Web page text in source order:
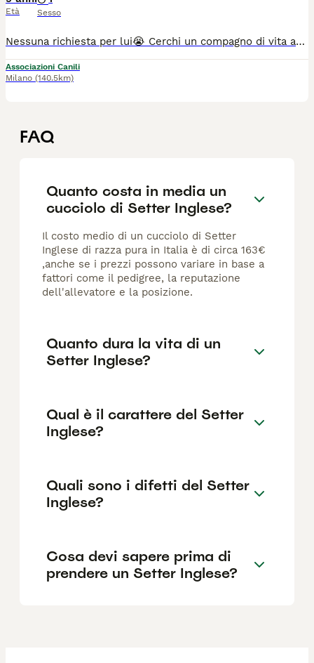
Età Sesso
Nessuna richiesta per lui😭 Cerchi un compagno di vita affettuoso e dolce? Sami ti sta aspettando! 🌟 Andrea è un Setter Inglese di 5 anni con un cuore grande e un carattere che conquista subito! È un cane equilibrato, affettuoso e super educato. Ama passeggiare, giocare e stare in compagnia, ed è il compagno ideale per una famiglia che cerca un cane dolce e amichevole. Cosa rende Sami speciale: Ottimo in passeggiata e sempre ubbidiente 🐾 Perfetto con altri cani, ama socializzare senza essere competitivo. Rispetta i gatti e adora i bambini 👶🐱 Si adatta facilmente sia in casa con giardino che in appartamento🏡 Taglia medio-grande (circa 20 kg), perfetto per ogni tipo di ambiente Sami ha il chip e il libretto sanitario in regola, ed è pronto a entrare nella tua vita! Se pensi che Sami possa essere il cane perfetto per la tua famiglia, non esitare a contattare: 📞 Luana Ibotti: 380 3282337 (disponibile da lunedì a venerdì dopo le 18:00 e sabato tutto il giorno). Andrea si trova in provincia di Padova, pronto per iniziare una nuova vita piena di amore. Fai spazio nel tuo cuore per lui, non te ne pentirai! 💕
Associazioni Canili
Milano (140.5km)
FAQ
Quanto costa in media un
cucciolo di Setter Inglese?
Il costo medio di un cucciolo di Setter
Inglese di razza pura in Italia è di circa 163€
,anche se i prezzi possono variare in base a
fattori come il pedigree, la reputazione
dell'allevatore e la posizione.
Quanto dura la vita di un
Setter Inglese?
Qual è il carattere del Setter
Inglese?
Quali sono i difetti del Setter
Inglese?
Cosa devi sapere prima di
prendere un Setter Inglese?